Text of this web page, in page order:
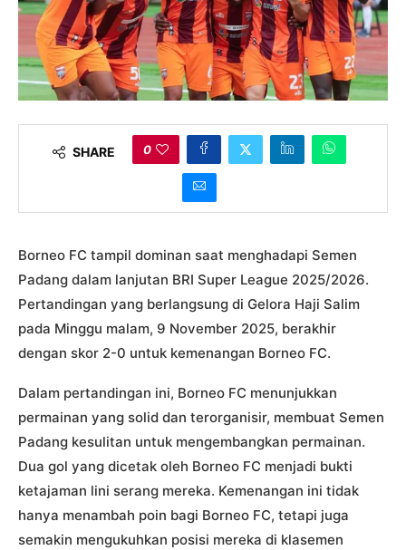
SHARE 0
Borneo FC tampil dominan saat menghadapi Semen
Padang dalam lanjutan BRI Super League 2025/2026.
Pertandingan yang berlangsung di Gelora Haji Salim
pada Minggu malam, 9 November 2025, berakhir
dengan skor 2-0 untuk kemenangan Borneo FC.
Dalam pertandingan ini, Borneo FC menunjukkan
permainan yang solid dan terorganisir, membuat Semen
Padang kesulitan untuk mengembangkan permainan.
Dua gol yang dicetak oleh Borneo FC menjadi bukti
ketajaman lini serang mereka. Kemenangan ini tidak
hanya menambah poin bagi Borneo FC, tetapi juga
semakin mengukuhkan posisi mereka di klasemen